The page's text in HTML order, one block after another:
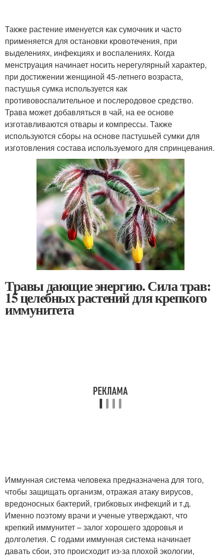
Также растение именуется как сумочник и часто
применяется для остановки кровотечения, при
выделениях, инфекциях и воспалениях. Когда
менструация начинает носить нерегулярный характер,
при достижении женщиной 45-летнего возраста,
пастушья сумка используется как
противовоспалительное и послеродовое средство.
Трава может добавляться в чай, на ее основе
изготавливаются отвары и компрессы. Также
используются сборы на основе пастушьей сумки для
изготовления состава используемого для спринцевания.
Травы дающие энергию. Сила трав:
15 целебных растений для крепкого
иммунитета
Иммунная система человека предназначена для того,
чтобы защищать организм, отражая атаку вирусов,
вредоносных бактерий, грибковых инфекций и т.д.
Именно поэтому врачи и ученые утверждают, что
крепкий иммунитет – залог хорошего здоровья и
долголетия. С годами иммунная система начинает
давать сбои, это происходит из-за плохой экологии,